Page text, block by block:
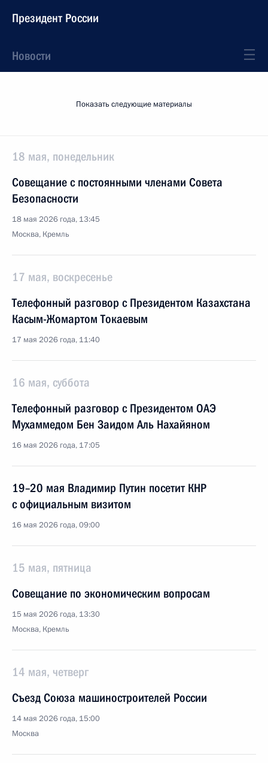
Президент России
Новости
Показать следующие материалы
18 мая, понедельник
Совещание с постоянными членами Совета
Безопасности
18 мая 2026 года, 13:45
Москва, Кремль
17 мая, воскресенье
Телефонный разговор с Президентом Казахстана
Касым-Жомартом Токаевым
17 мая 2026 года, 11:40
16 мая, суббота
Телефонный разговор с Президентом ОАЭ
Мухаммедом Бен Заидом Аль Нахайяном
16 мая 2026 года, 17:05
19–20 мая Владимир Путин посетит КНР
с официальным визитом
16 мая 2026 года, 09:00
15 мая, пятница
Совещание по экономическим вопросам
15 мая 2026 года, 13:30
Москва, Кремль
14 мая, четверг
Съезд Союза машиностроителей России
14 мая 2026 года, 15:00
Москва